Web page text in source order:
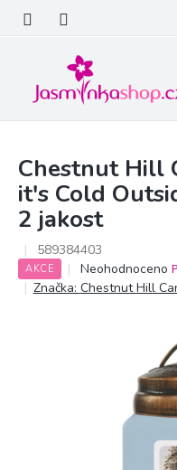
obsah
Chestnut Hill
it's Cold
2 jakost
589384403
AKCE
Průměrné
hodnocení
Neohodnoceno
Značka: Chestnut Hill